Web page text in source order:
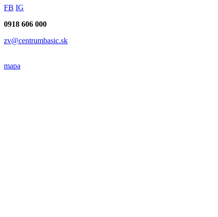
FB IG
0918 606 000
zv@centrumbasic.sk
mapa